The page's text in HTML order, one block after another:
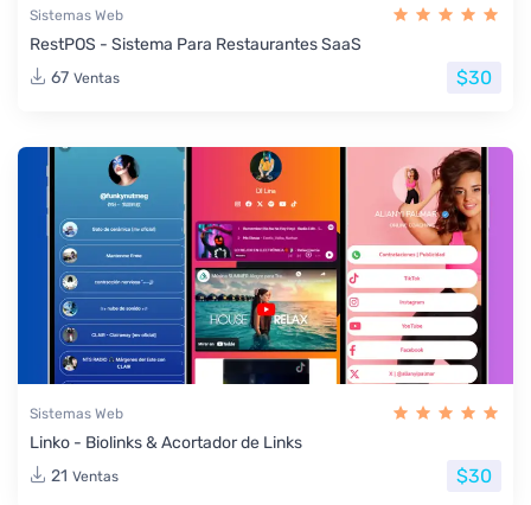
Sistemas Web
RestPOS - Sistema Para Restaurantes SaaS
67 Ventas $30
Sistemas Web
Linko - Biolinks & Acortador de Links
21 Ventas $30